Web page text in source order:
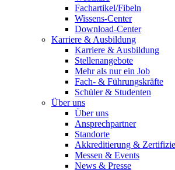
Fachartikel/Fibeln
Wissens-Center
Download-Center
Karriere & Ausbildung
Karriere & Ausbildung
Stellenangebote
Mehr als nur ein Job
Fach- & Führungskräfte
Schüler & Studenten
Über uns
Über uns
Ansprechpartner
Standorte
Akkreditierung &
Messen & Events
News & Presse